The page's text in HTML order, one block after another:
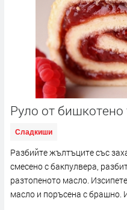
Руло от бишкотено
Сладкиши
Разбийте жълтъците със
смесено с бакпулвера,
разтопеното масло.
масло и поръсена с брашно.